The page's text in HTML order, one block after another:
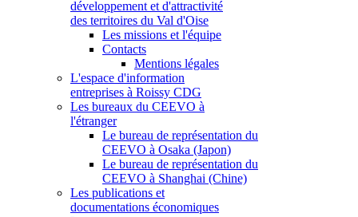
développement et d'attractivité
des territoires du Val d'Oise
Les missions et l'équipe
Contacts
Mentions légales
L'espace d'information
entreprises à Roissy CDG
Les bureaux du CEEVO à
l'étranger
Le bureau de représentation du
CEEVO à Osaka (Japon)
Le bureau de représentation du
CEEVO à Shanghai (Chine)
Les publications et
documentations économiques